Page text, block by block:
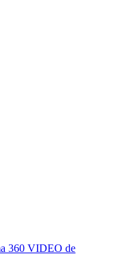
360 VIDEO de